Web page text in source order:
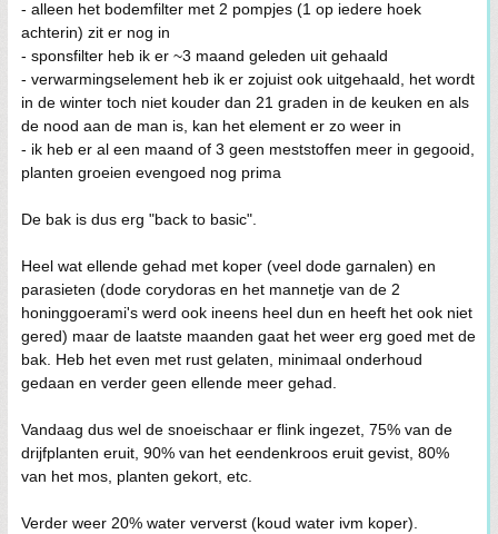
- alleen het bodemfilter met 2 pompjes (1 op iedere hoek
achterin) zit er nog in
- sponsfilter heb ik er ~3 maand geleden uit gehaald
- verwarmingselement heb ik er zojuist ook uitgehaald, het wordt
in de winter toch niet kouder dan 21 graden in de keuken en als
de nood aan de man is, kan het element er zo weer in
- ik heb er al een maand of 3 geen meststoffen meer in gegooid,
planten groeien evengoed nog prima
De bak is dus erg "back to basic".
Heel wat ellende gehad met koper (veel dode garnalen) en
parasieten (dode corydoras en het mannetje van de 2
honinggoerami's werd ook ineens heel dun en heeft het ook niet
gered) maar de laatste maanden gaat het weer erg goed met de
bak. Heb het even met rust gelaten, minimaal onderhoud
gedaan en verder geen ellende meer gehad.
Vandaag dus wel de snoeischaar er flink ingezet, 75% van de
drijfplanten eruit, 90% van het eendenkroos eruit gevist, 80%
van het mos, planten gekort, etc.
Verder weer 20% water ververst (koud water ivm koper).